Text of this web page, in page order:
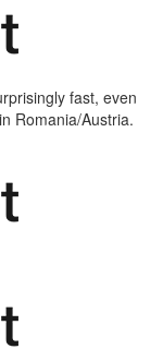
fast, even
Romania/Austria.